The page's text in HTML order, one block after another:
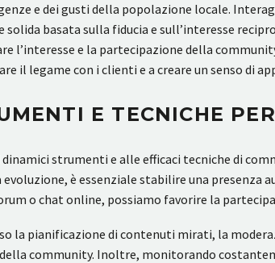
e dei gusti della popolazione locale.
solida basata sulla fiducia e sull’interesse
l’interesse e la partecipazione della
il legame con i clienti e a creare un senso di
E TECNICHE
dinamici strumenti e alle efficaci tecniche di
è essenziale stabilire una
o chat online, possiamo favorire la
la pianificazione di contenuti mirati, la
community. Inoltre, monitorando